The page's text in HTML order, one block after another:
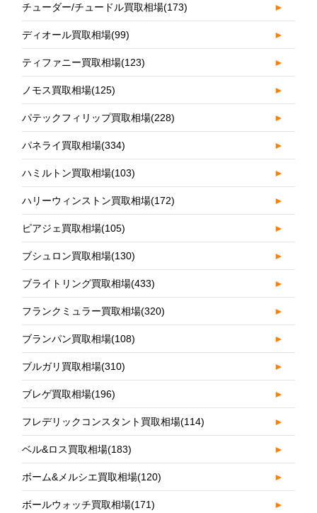
チューダー/チュードル買取相場(173) ►
ディオール買取相場(99) ►
ティファニー買取相場(123) ►
ノモス買取相場(125) ►
パテックフィリップ買取相場(228) ►
パネライ買取相場(334) ►
ハミルトン買取相場(103) ►
ハリーウィンストン買取相場(172) ►
ピアジェ買取相場(105) ►
ブシュロン買取相場(130) ►
ブライトリング買取相場(433) ►
フランクミュラー買取相場(320) ►
ブランパン買取相場(108) ►
ブルガリ買取相場(310) ►
ブレゲ買取相場(196) ►
フレデリックコンスタント買取相場(114) ►
ベル&ロス買取相場(183) ►
ボーム&メルシエ買取相場(120) ►
ボールウォッチ買取相場(171) ►